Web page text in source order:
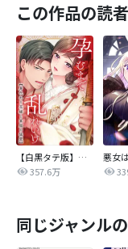
この作品の読
【白黒タテ版】孕むまで乱れいけ～身代わり花嫁と軍服の猛愛
357.6万
同じジャンル